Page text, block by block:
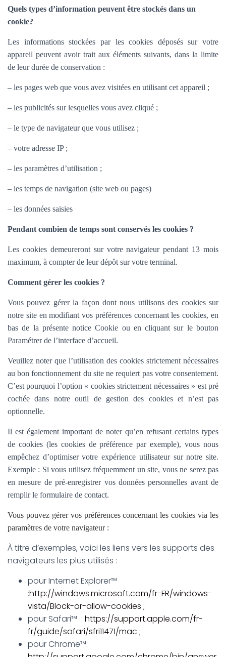
Quels types d’information peuvent être stockés dans un
cookie?
Les informations stockées par les cookies déposés sur votre
appareil peuvent avoir trait aux éléments suivants, dans la limite
de leur durée de conservation :
– les pages web que vous avez visitées en utilisant cet appareil ;
– les publicités sur lesquelles vous avez cliqué ;
– le type de navigateur que vous utilisez ;
– votre adresse IP ;
– les paramètres d’utilisation ;
– les temps de navigation (site web ou pages)
– les données saisies
Pendant combien de temps sont conservés les cookies ?
Les cookies demeureront sur votre navigateur pendant 13 mois
maximum, à compter de leur dépôt sur votre terminal.
Comment gérer les cookies ?
Vous pouvez gérer la façon dont nous utilisons des cookies sur
notre site en modifiant vos préférences concernant les cookies, en
bas de la présente notice Cookie ou en cliquant sur le bouton
Paramétrer de l’interface d’accueil.
Veuillez noter que l’utilisation des cookies strictement nécessaires
au bon fonctionnement du site ne requiert pas votre consentement.
C’est pourquoi l’option « cookies strictement nécessaires » est pré
cochée dans notre outil de gestion des cookies et n’est pas
optionnelle.
Il est également important de noter qu’en refusant certains types
de cookies (les cookies de préférence par exemple), vous nous
empêchez d’optimiser votre expérience utilisateur sur notre site.
Exemple : Si vous utilisez fréquemment un site, vous ne serez pas
en mesure de pré-enregistrer vos données personnelles avant de
remplir le formulaire de contact.
Vous pouvez gérer vos préférences concernant les cookies via les
paramètres de votre navigateur :
À titre d’exemples, voici les liens vers les supports des
navigateurs les plus utilisés :
pour Internet Explorer™
:http://windows.microsoft.com/fr-FR/windows-
vista/Block-or-allow-cookies ;
pour Safari™ : https://support.apple.com/fr-
fr/guide/safari/sfri11471/mac ;
pour Chrome™: